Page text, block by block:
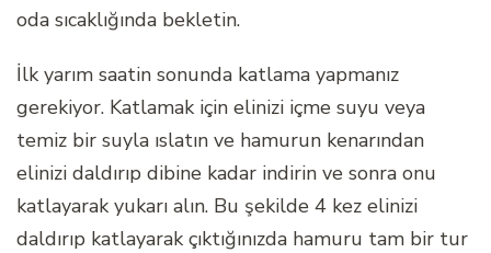
oda sıcaklığında bekletin.
İlk yarım saatin sonunda katlama yapmanız
gerekiyor. Katlamak için elinizi içme suyu veya
temiz bir suyla ıslatın ve hamurun kenarından
elinizi daldırıp dibine kadar indirin ve sonra onu
katlayarak yukarı alın. Bu şekilde 4 kez elinizi
daldırıp katlayarak çıktığınızda hamuru tam bir tur